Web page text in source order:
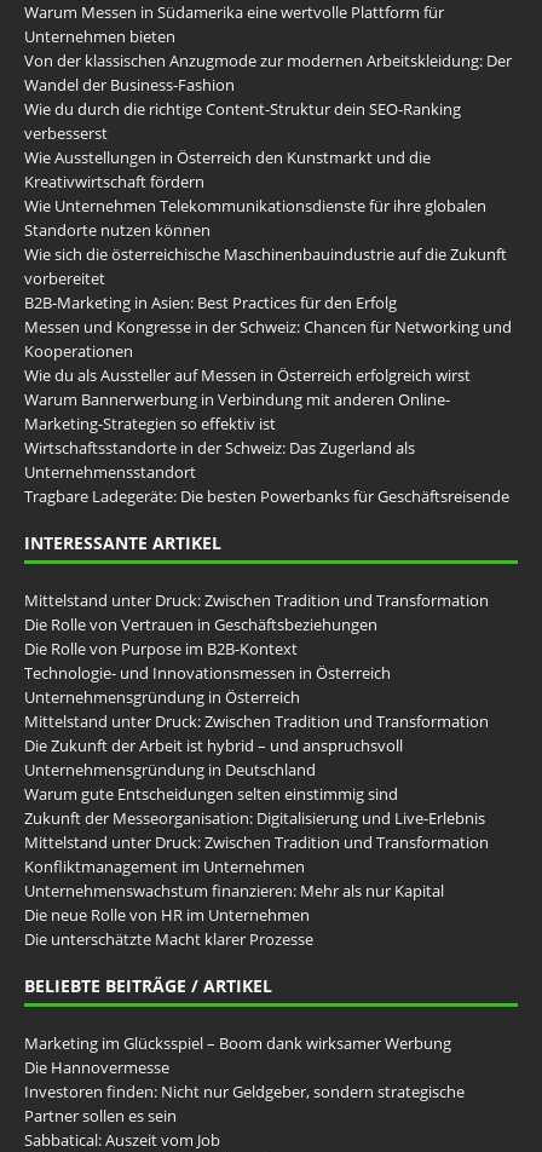
Warum Messen in Südamerika eine wertvolle Plattform für
Unternehmen bieten
Von der klassischen Anzugmode zur modernen Arbeitskleidung: Der
Wandel der Business-Fashion
Wie du durch die richtige Content-Struktur dein SEO-Ranking
verbesserst
Wie Ausstellungen in Österreich den Kunstmarkt und die
Kreativwirtschaft fördern
Wie Unternehmen Telekommunikationsdienste für ihre globalen
Standorte nutzen können
Wie sich die österreichische Maschinenbauindustrie auf die Zukunft
vorbereitet
B2B-Marketing in Asien: Best Practices für den Erfolg
Messen und Kongresse in der Schweiz: Chancen für Networking und
Kooperationen
Wie du als Aussteller auf Messen in Österreich erfolgreich wirst
Warum Bannerwerbung in Verbindung mit anderen Online-
Marketing-Strategien so effektiv ist
Wirtschaftsstandorte in der Schweiz: Das Zugerland als
Unternehmensstandort
Tragbare Ladegeräte: Die besten Powerbanks für Geschäftsreisende
INTERESSANTE ARTIKEL
Mittelstand unter Druck: Zwischen Tradition und Transformation
Die Rolle von Vertrauen in Geschäftsbeziehungen
Die Rolle von Purpose im B2B-Kontext
Technologie- und Innovationsmessen in Österreich
Unternehmensgründung in Österreich
Mittelstand unter Druck: Zwischen Tradition und Transformation
Die Zukunft der Arbeit ist hybrid – und anspruchsvoll
Unternehmensgründung in Deutschland
Warum gute Entscheidungen selten einstimmig sind
Zukunft der Messeorganisation: Digitalisierung und Live-Erlebnis
Mittelstand unter Druck: Zwischen Tradition und Transformation
Konfliktmanagement im Unternehmen
Unternehmenswachstum finanzieren: Mehr als nur Kapital
Die neue Rolle von HR im Unternehmen
Die unterschätzte Macht klarer Prozesse
BELIEBTE BEITRÄGE / ARTIKEL
Marketing im Glücksspiel – Boom dank wirksamer Werbung
Die Hannovermesse
Investoren finden: Nicht nur Geldgeber, sondern strategische
Partner sollen es sein
Sabbatical: Auszeit vom Job